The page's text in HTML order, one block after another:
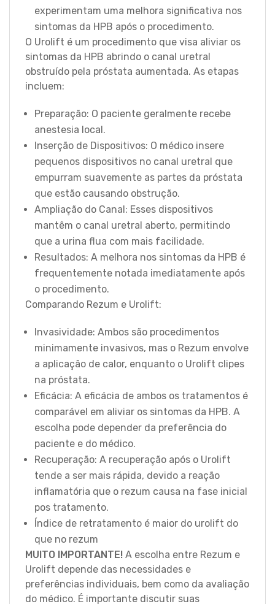
experimentam uma melhora significativa nos
sintomas da HPB após o procedimento.
O Urolift é um procedimento que visa aliviar os
sintomas da HPB abrindo o canal uretral
obstruído pela próstata aumentada. As etapas
incluem:
Preparação: O paciente geralmente recebe
anestesia local.
Inserção de Dispositivos: O médico insere
pequenos dispositivos no canal uretral que
empurram suavemente as partes da próstata
que estão causando obstrução.
Ampliação do Canal: Esses dispositivos
mantêm o canal uretral aberto, permitindo
que a urina flua com mais facilidade.
Resultados: A melhora nos sintomas da HPB é
frequentemente notada imediatamente após
o procedimento.
Comparando Rezum e Urolift:
Invasividade: Ambos são procedimentos
minimamente invasivos, mas o Rezum envolve
a aplicação de calor, enquanto o Urolift clipes
na próstata.
Eficácia: A eficácia de ambos os tratamentos é
comparável em aliviar os sintomas da HPB. A
escolha pode depender da preferência do
paciente e do médico.
Recuperação: A recuperação após o Urolift
tende a ser mais rápida, devido a reação
inflamatória que o rezum causa na fase inicial
pos tratamento.
Índice de retratamento é maior do urolift do
que no rezum
MUITO IMPORTANTE! A escolha entre Rezum e
Urolift depende das necessidades e
preferências individuais, bem como da avaliação
do médico. É importante discutir suas